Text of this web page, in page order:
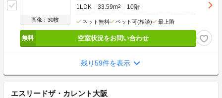
画像：30枚
1LDK 33.59m2 10階
ネット無料 ペット可(相談) 最上階
空室状況をお問い合わせ
残り59件を表示
エスリードザ・カレント大阪